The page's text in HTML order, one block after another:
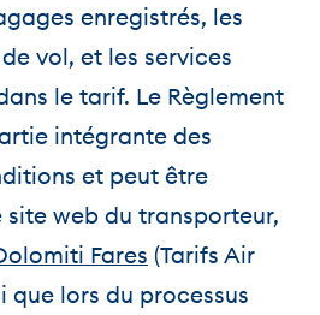
enregistrés, les
vol, et les services
le tarif. Le Règlement
intégrante des
et peut être
site web du transporteur,
Fares (Tarifs Air
que lors du processus